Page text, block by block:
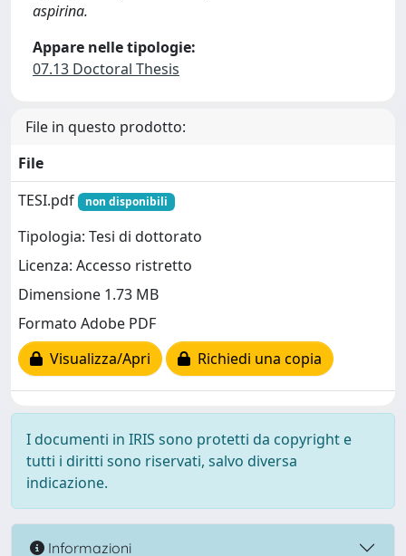
aspirina.
Appare nelle tipologie:
07.13 Doctoral Thesis
File in questo prodotto:
File
TESI.pdf
non disponibili
Tipologia: Tesi di dottorato
Licenza: Accesso ristretto
Dimensione 1.73 MB
Formato Adobe PDF
Visualizza/Apri
Richiedi una copia
I documenti in IRIS sono protetti da copyright e
tutti i diritti sono riservati, salvo diversa
indicazione.
Informazioni